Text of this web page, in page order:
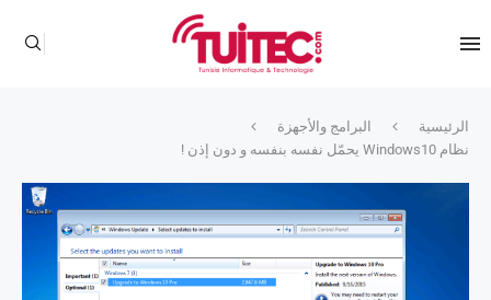
الرئيسية
البرامج والأجهزة
نظام Windows10 يحمّل نفسه بنفسه و دون إذن !